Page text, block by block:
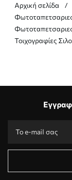
Αρχική σελίδα
Τοιχογραφίες